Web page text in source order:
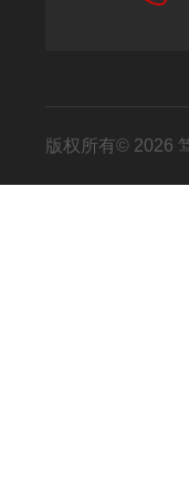
版权所有© 2026